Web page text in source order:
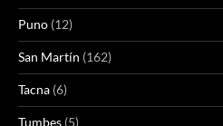
Puno (12)
San Martín (162)
Tacna (6)
Tumbes (5)